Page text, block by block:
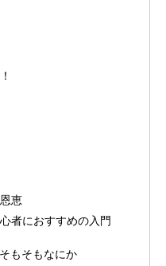
恵
者におすすめの入門
もそもなにか